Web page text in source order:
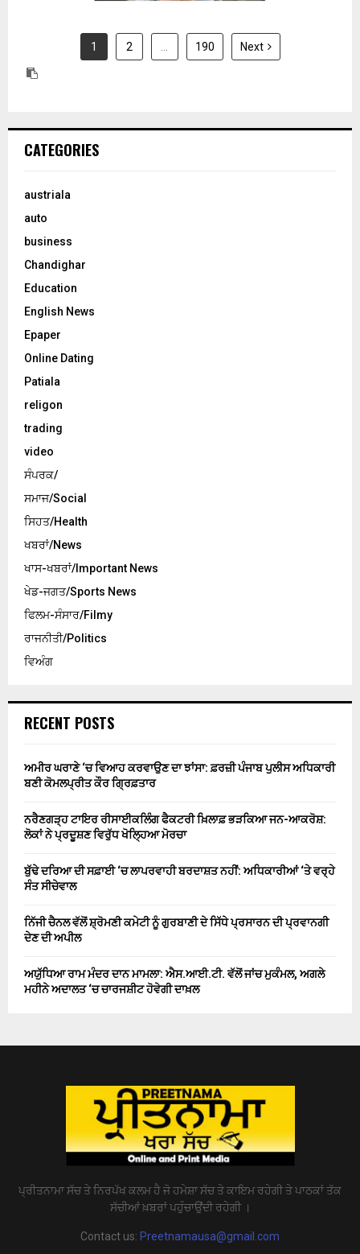
1 2 190 Next
CATEGORIES
austriala
auto
business
Chandighar
Education
English News
Epaper
Online Dating
Patiala
religon
trading
video
ਸੰਪਰਕ/
ਸਮਾਜ/Social
ਸਿਹਤ/Health
ਖਬਰਾਂ/News
ਖਾਸ-ਖਬਰਾਂ/Important News
ਖੇਡ-ਜਗਤ/Sports News
ਫਿਲਮ-ਸੰਸਾਰ/Filmy
ਰਾਜਨੀਤੀ/Politics
ਵਿਅੰਗ
RECENT POSTS
ਅਮੀਰ ਘਰਾਣੇ ‘ਚ ਵਿਆਹ ਕਰਵਾਉਣ ਦਾ ਝਾਂਸਾ: ਫ਼ਰਜ਼ੀ ਪੰਜਾਬ ਪੁਲੀਸ ਅਧਿਕਾਰੀ
ਬਣੀ ਕੋਮਲਪ੍ਰੀਤ ਕੌਰ ਗ੍ਰਿਫ਼ਤਾਰ
ਨਰੈਣਗੜ੍ਹ ਟਾਇਰ ਰੀਸਾਈਕਲਿੰਗ ਫੈਕਟਰੀ ਖ਼ਿਲਾਫ਼ ਭੜਕਿਆ ਜਨ-ਆਕਰੋਸ਼:
ਲੋਕਾਂ ਨੇ ਪ੍ਰਦੂਸ਼ਣ ਵਿਰੁੱਧ ਖੋਲ੍ਹਿਆ ਮੋਰਚਾ
ਬੁੱਢੇ ਦਰਿਆ ਦੀ ਸਫ਼ਾਈ ‘ਚ ਲਾਪਰਵਾਹੀ ਬਰਦਾਸ਼ਤ ਨਹੀਂ: ਅਧਿਕਾਰੀਆਂ ‘ਤੇ ਵਰ੍ਹੇ
ਸੰਤ ਸੀਚੇਵਾਲ
ਨਿੱਜੀ ਚੈਨਲ ਵੱਲੋਂ ਸ਼੍ਰੋਮਣੀ ਕਮੇਟੀ ਨੂੰ ਗੁਰਬਾਣੀ ਦੇ ਸਿੱਧੇ ਪ੍ਰਸਾਰਨ ਦੀ ਪ੍ਰਵਾਨਗੀ
ਦੇਣ ਦੀ ਅਪੀਲ
ਅਯੁੱਧਿਆ ਰਾਮ ਮੰਦਰ ਦਾਨ ਮਾਮਲਾ: ਐਸ.ਆਈ.ਟੀ. ਵੱਲੋਂ ਜਾਂਚ ਮੁਕੰਮਲ, ਅਗਲੇ
ਮਹੀਨੇ ਅਦਾਲਤ ‘ਚ ਚਾਰਜਸ਼ੀਟ ਹੋਵੇਗੀ ਦਾਖ਼ਲ
ਪ੍ਰੀਤਨਾਮਾ ਸੱਚ ਤੇ ਨਿਰਪੱਖ ਕਲਮ ਹੈ ਜੋ ਹਮੇਸ਼ਾ ਸੱਚ ਤੇ ਕਾਇਮ ਰਹੇਗੀ ਤੇ ਪਾਠਕਾਂ ਤੱਕ
ਸੱਚੀਆਂ ਖ਼ਬਰਾਂ ਪਹੁੰਚਾਉਂਦੀ ਰਹੇਗੀ ।
Contact us: Preetnamausa@gmail.com